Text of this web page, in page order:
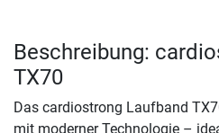
Beschreibung:
TX70
Das cardiostrong Laufband
mit moderner Technologie –